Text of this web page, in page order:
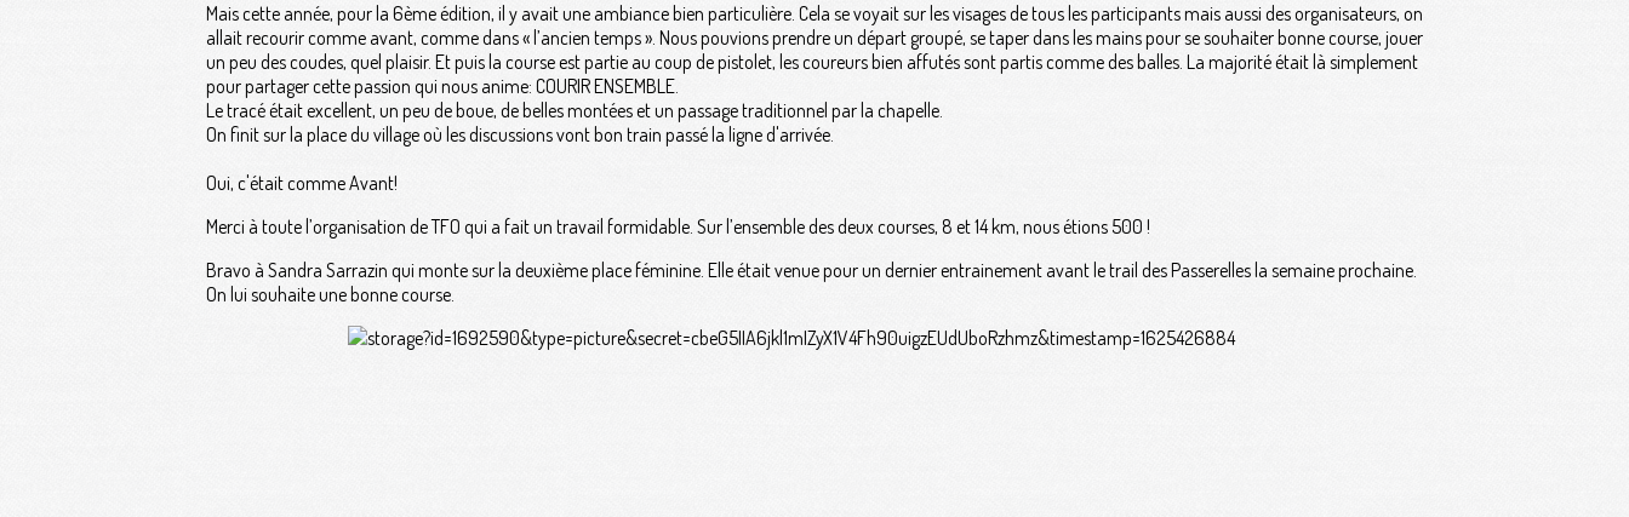
Mais cette année, pour la 6ème édition, il y avait une ambiance bien particulière. Cela se voyait sur les visages de tous les participants mais aussi des organisateurs, on
allait recourir comme avant, comme dans « l’ancien temps ». Nous pouvions prendre un départ groupé, se taper dans les mains pour se souhaiter bonne course, jouer
un peu des coudes, quel plaisir. Et puis la course est partie au coup de pistolet, les coureurs bien affutés sont partis comme des balles. La majorité était là simplement
pour partager cette passion qui nous anime: COURIR ENSEMBLE.
Le tracé était excellent, un peu de boue, de belles montées et un passage traditionnel par la chapelle.
On finit sur la place du village où les discussions vont bon train passé la ligne d'arrivée.
Oui, c'était comme Avant!
Merci à toute l’organisation de TFO qui a fait un travail formidable. Sur l’ensemble des deux courses, 8 et 14 km, nous étions 500 !
Bravo à Sandra Sarrazin qui monte sur la deuxième place féminine. Elle était venue pour un dernier entrainement avant le trail des Passerelles la semaine prochaine.
On lui souhaite une bonne course.